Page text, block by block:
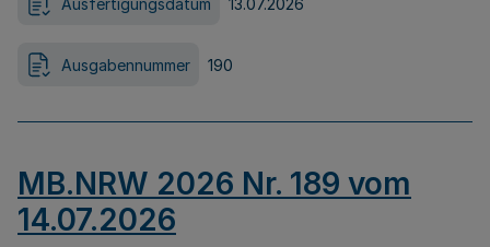
Ausgabennummer 190
MB.NRW 2026 Nr. 189 vom
14.07.2026